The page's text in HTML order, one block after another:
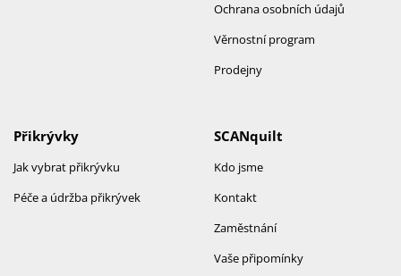
Ochrana osobních údajů
Věrnostní program
Prodejny
SCANquilt
Kdo jsme
Kontakt
Zaměstnání
Vaše připomínky
Přikrývky
Jak vybrat přikrývku
Péče a údržba přikrývek